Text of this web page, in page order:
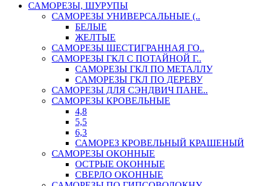
САМОРЕЗЫ, ШУРУПЫ
САМОРЕЗЫ УНИВЕРСАЛЬНЫЕ (..
БЕЛЫЕ
ЖЕЛТЫЕ
САМОРЕЗЫ ШЕСТИГРАННАЯ ГО..
САМОРЕЗЫ ГКЛ С ПОТАЙНОЙ Г..
САМОРЕЗЫ ГКЛ ПО МЕТАЛЛУ
САМОРЕЗЫ ГКЛ ПО ДЕРЕВУ
САМОРЕЗЫ ДЛЯ СЭНДВИЧ ПАНЕ..
САМОРЕЗЫ КРОВЕЛЬНЫЕ
4,8
5,5
6,3
САМОРЕЗ КРОВЕЛЬНЫЙ КРАШЕНЫЙ
САМОРЕЗЫ ОКОННЫЕ
ОСТРЫЕ ОКОННЫЕ
СВЕРЛО ОКОННЫЕ